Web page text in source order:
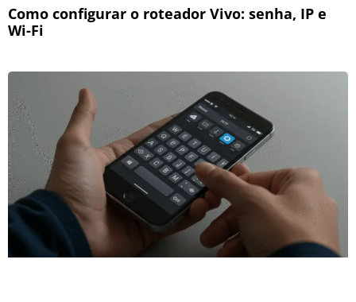
Como configurar o roteador Vivo: senha, IP e
Wi-Fi